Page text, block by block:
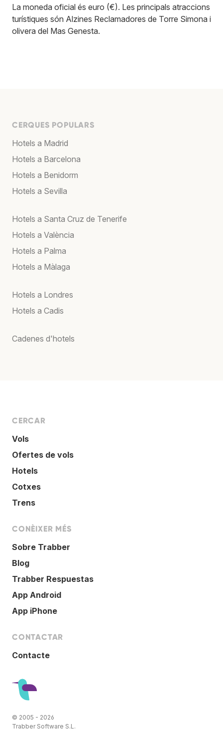
La moneda oficial és euro (€). Les principals atraccions
turístiques són Alzines Reclamadores de Torre Simona i
olivera del Mas Genesta.
CERQUES POPULARS
Hotels a Madrid
Hotels a Barcelona
Hotels a Benidorm
Hotels a Sevilla
Hotels a Santa Cruz de Tenerife
Hotels a València
Hotels a Palma
Hotels a Màlaga
Hotels a Londres
Hotels a Cadis
Cadenes d'hotels
CERCAR
Vols
Ofertes de vols
Hotels
Cotxes
Trens
CONÈIXER MÉS
Sobre Trabber
Blog
Trabber Respuestas
App Android
App iPhone
CONTACTAR
Contacte
© 2005 - 2026
Trabber Software S.L.